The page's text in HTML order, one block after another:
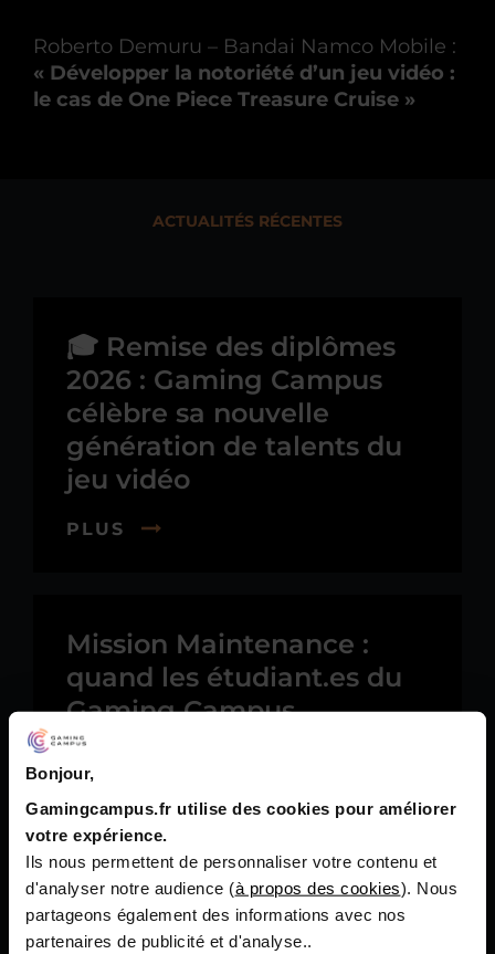
Bonjour,
Gamingcampus.fr utilise des cookies pour améliorer
votre expérience.
Ils nous permettent de personnaliser votre contenu et
d'analyser notre audience (à propos des cookies). Nous
partageons également des informations avec nos
partenaires de publicité et d'analyse..
Roberto Demuru – Bandai Namco Mobile :
« Développer la notoriété d’un jeu vidéo :
le cas de One Piece Treasure Cruise »
ACTUALITÉS RÉCENTES
🎓 Remise des diplômes
2026 : Gaming Campus
célèbre sa nouvelle
génération de talents du
jeu vidéo
PLUS
Mission Maintenance :
quand les étudiant.es du
Gaming Campus
développent un jeu vidéo
pour la RATP
PLUS
🎮🏆 Gaming Campus